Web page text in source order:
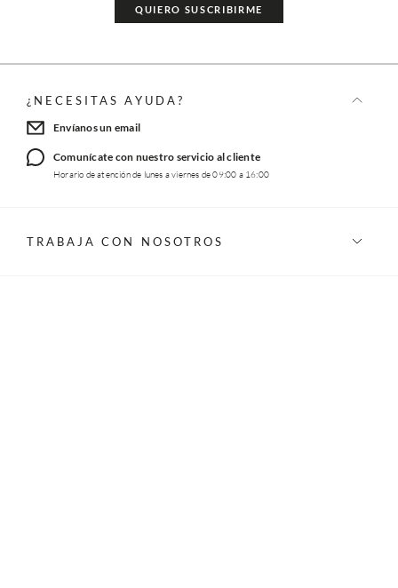
QUIERO SUSCRIBIRME
¿NECESITAS AYUDA?
Envíanos un email
Comunícate con nuestro servicio al cliente
Horario de atención de lunes a viernes de 09:00 a 16:00
TRABAJA CON NOSOTROS